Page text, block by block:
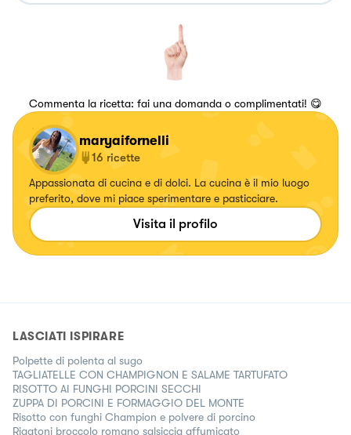
Commenta la ricetta: fai una domanda o complimentati! 😋
maryaifornelli
16 ricette
Appassionata di cucina e di dolci. La cucina è il mio luogo
preferito, dove mi piace sperimentare e pasticciare.
Visita il profilo
LASCIATI ISPIRARE
Polpette di polenta al sugo
TAGLIATELLE CON CHAMPIGNON E SALAME TARTUFATO
RISOTTO AI FUNGHI PORCINI SECCHI
ZUPPA DI PORCINI E FORMAGGIO DEL MONTE
Risotto con funghi Champion e polvere di porcino
Rigatoni broccolo romano salsiccia affumicato